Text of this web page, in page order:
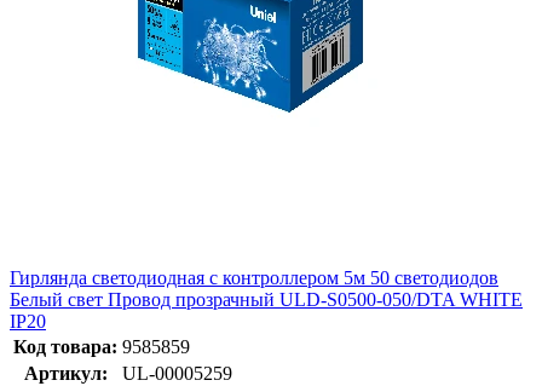
Гирлянда светодиодная с контроллером 5м 50 светодиодов
Белый свет Провод прозрачный ULD-S0500-050/DTA WHITE
IP20
Код товара: 9585859
Артикул:
UL-00005259